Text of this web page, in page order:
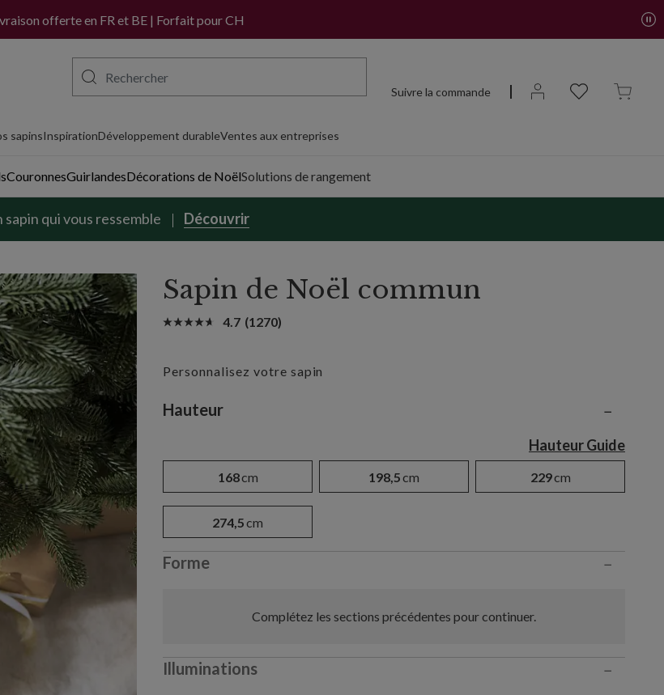
offerte en FR et BE | Forfait pour CH
Suivre la commande
sapinsInspirationDéveloppement durableVentes aux entreprises
CouronnesGuirlandesDécorations de NoëlSolutions de rangement
sapin qui vous ressemble Découvrir
Sapin de Noël commun
4.7 (1270)
Personnalisez votre sapin
Variant selection
Hauteur −
Hauteur Guide
168cm 198,5cm 229cm
274,5cm
Forme −
Complétez les sections précédentes pour continuer.
Illuminations −